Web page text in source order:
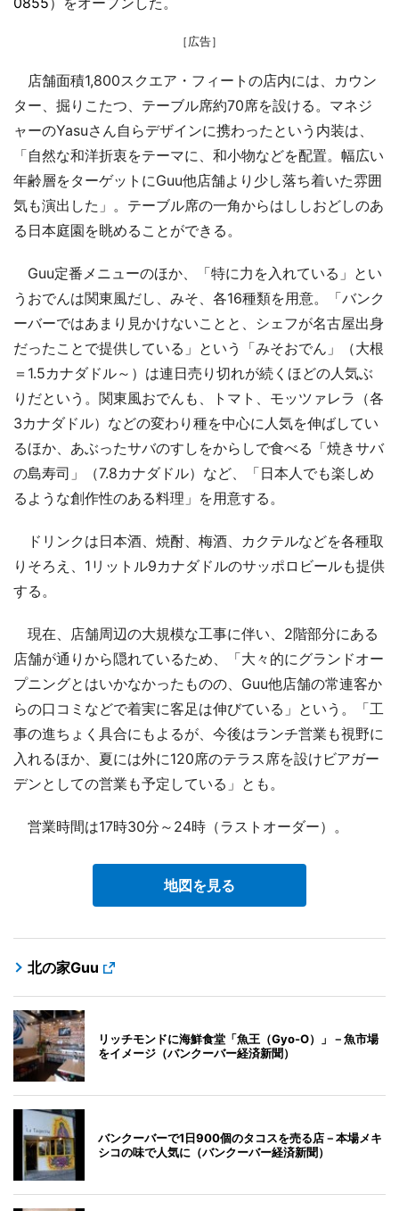
［広告］
店舗面積1,800スクエア・フィートの店内には、カウン
ター、掘りこたつ、テーブル席約70席を設ける。マネジ
ャーのYasuさん自らデザインに携わったという内装は、
「自然な和洋折衷をテーマに、和小物などを配置。幅広い
年齢層をターゲットにGuu他店舗より少し落ち着いた雰囲
気も演出した」。テーブル席の一角からはししおどしのあ
る日本庭園を眺めることができる。
Guu定番メニューのほか、「特に力を入れている」とい
うおでんは関東風だし、みそ、各16種類を用意。「バンク
ーバーではあまり見かけないことと、シェフが名古屋出身
だったことで提供している」という「みそおでん」（大根
＝1.5カナダドル～）は連日売り切れが続くほどの人気ぶ
りだという。関東風おでんも、トマト、モッツァレラ（各
3カナダドル）などの変わり種を中心に人気を伸ばしてい
るほか、あぶったサバのすしをからしで食べる「焼きサバ
の島寿司」（7.8カナダドル）など、「日本人でも楽しめ
るような創作性のある料理」を用意する。
ドリンクは日本酒、焼酎、梅酒、カクテルなどを各種取
りそろえ、1リットル9カナダドルのサッポロビールも提供
する。
現在、店舗周辺の大規模な工事に伴い、2階部分にある
店舗が通りから隠れているため、「大々的にグランドオー
プニングとはいかなかったものの、Guu他店舗の常連客か
らの口コミなどで着実に客足は伸びている」という。「工
事の進ちょく具合にもよるが、今後はランチ営業も視野に
入れるほか、夏には外に120席のテラス席を設けビアガー
デンとしての営業も予定している」とも。
営業時間は17時30分～24時（ラストオーダー）。
地図を見る
北の家Guu
リッチモンドに海鮮食堂「魚王（Gyo-O）」－魚市場
をイメージ（バンクーバー経済新聞）
バンクーバーで1日900個のタコスを売る店－本場メキ
シコの味で人気に（バンクーバー経済新聞）